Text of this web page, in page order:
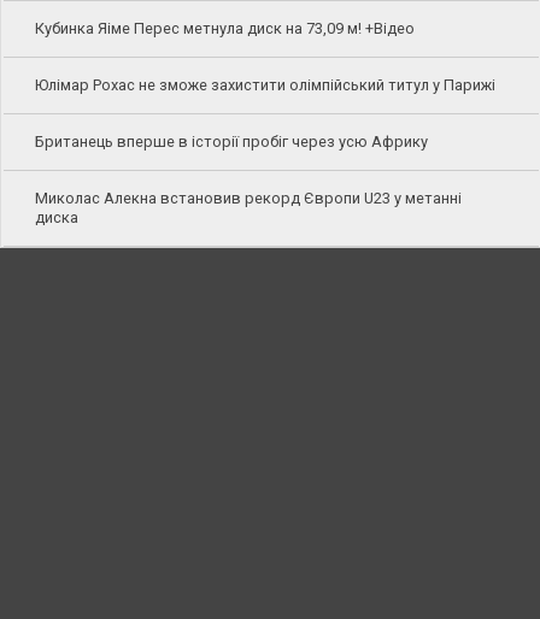
Кубинка Яіме Перес метнула диск на 73,09 м! +Відео
Юлімар Рохас не зможе захистити олімпійський титул у Парижі
Британець вперше в історії пробіг через усю Африку
Миколас Алекна встановив рекорд Європи U23 у метанні
диска